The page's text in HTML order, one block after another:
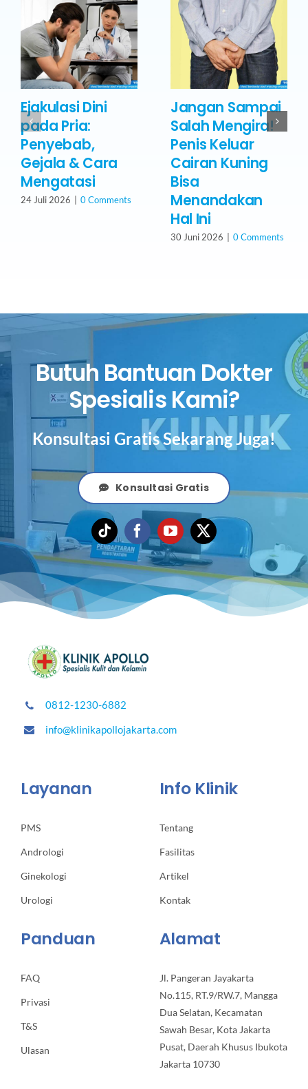
Ejakulasi Dini
pada Pria:
Penyebab,
Gejala & Cara
Mengatasi
24 Juli 2026 0 Comments
Jangan Sampai
Salah Mengira!
Penis Keluar
Cairan Kuning
Bisa
Menandakan
Hal Ini
30 Juni 2026 0 Comments
Butuh Bantuan Dokter
Spesialis Kami?
Konsultasi Gratis Sekarang Juga!
Konsultasi Gratis
0812-1230-6882
info@klinikapollojakarta.com
Layanan
PMS
Andrologi
Ginekologi
Urologi
Info Klinik
Tentang
Fasilitas
Artikel
Kontak
Panduan
FAQ
Privasi
T&S
Ulasan
Alamat
Jl. Pangeran Jayakarta
No.115, RT.9/RW.7, Mangga
Dua Selatan, Kecamatan
Sawah Besar, Kota Jakarta
Pusat, Daerah Khusus Ibukota
Jakarta 10730